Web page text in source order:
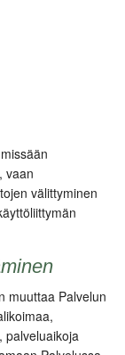
vaan
välittyminen
muuttaa Palvelun
palveluaikoja